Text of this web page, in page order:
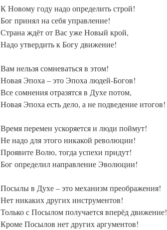
К Новому году надо определить строй!
Бог принял на себя управление!
Страна ждёт от Вас уже Новый крой,
Надо утвердить к Богу движение!
Вам нельзя сомневаться в этом!
Новая Эпоха – это Эпоха людей-Богов!
Все сомнения отразятся в Духе потом,
Новая Эпоха есть дело, а не подведение итогов!
Время перемен ускоряется и люди поймут!
Не надо для этого никакой революции!
Проявите Волю, тогда успехи придут!
Бог определил направление Эволюции!
Посылы в Духе – это механизм преображения!
Нет никаких других инструментов!
Только с Посылом получается вперёд движение!
Кроме Посылов нет других аргументов!